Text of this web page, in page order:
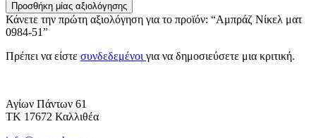
Προσθήκη μίας αξιολόγησης
Κάνετε την πρώτη αξιολόγηση για το προϊόν: “Αμπράζ Νίκελ ματ
0984-51”
Πρέπει να είστε συνδεδεμένοι για να δημοσιεύσετε μια κριτική.
Αγίων Πάντων 61
ΤΚ 17672 Καλλιθέα